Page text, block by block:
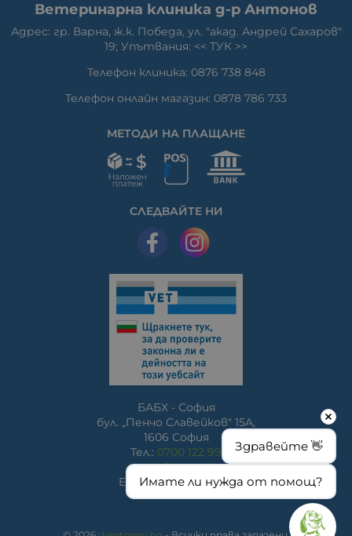
Ветеринарна клиника д-р Антонов
Адрес: гр. Варна, ж.к. Победа, ул. "акад. Андрей Сахаров"
19; Упътвания: << ТУК >>
Телефон клиника: 0876 738 848
Телефон онлайн магазин: 0878 786 733
МЕТОДИ НА ПЛАЩАНЕ
СЛЕДВАЙТЕ НИ
БАБХ - София
бул. „Пенчо Славейков" 15A,
1606 София
Тел.: 0700 122 99
www.bfsa.egov.bg
E-mail:bfsa@bfsa.bg
Здравейте 👋
Имате ли нужда от помощ?